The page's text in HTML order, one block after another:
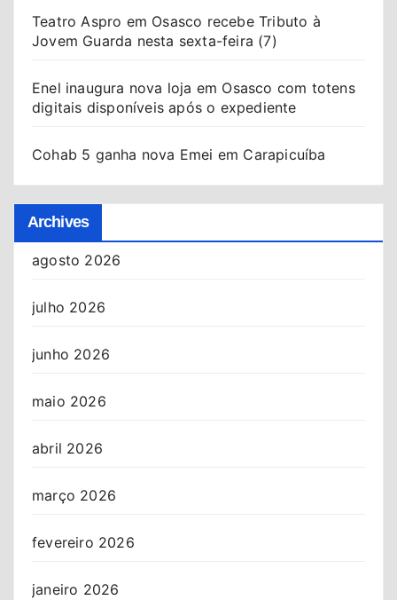
Teatro Aspro em Osasco recebe Tributo à
Jovem Guarda nesta sexta-feira (7)
Enel inaugura nova loja em Osasco com totens
digitais disponíveis após o expediente
Cohab 5 ganha nova Emei em Carapicuíba
Archives
agosto 2026
julho 2026
junho 2026
maio 2026
abril 2026
março 2026
fevereiro 2026
janeiro 2026